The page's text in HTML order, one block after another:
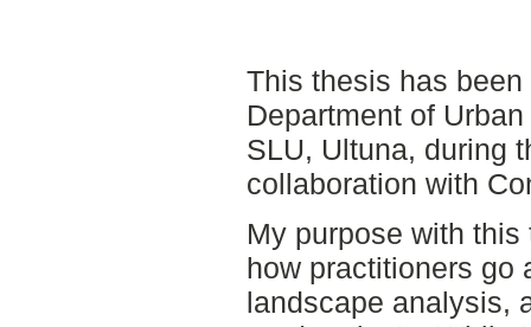
This thesis has
Department of
SLU, Ultuna, during
collaboration with
My purpose with
how practitioners go
landscape analysis,